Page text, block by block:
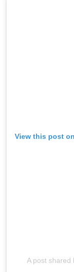
View this post
A post shared